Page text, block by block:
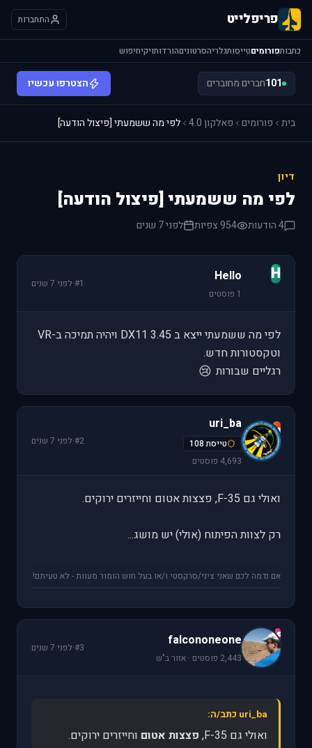
פריפלייט התחברות
כתבותפורומיםטייסותגלריהסרטוניםהורדותויקיחיפוש
101חברים מחוברים הצטרפו עכשיו
בית פורומים פאלקון 4.0 לפי מה ששמעתי [פיצול הודעה]
דיון
לפי מה ששמעתי [פיצול הודעה]
4 הודעות 954 צפיות לפני 7 שנים
H
Hello
1 פוסטים
#1
·לפני 7 שנים
לפי מה ששמעתי ייצא ב 3.45 DX11 ויהיה תמיכה ב-VR
וטקסטורות חדש.
רגליים שבורות 😢
u
uri_ba
טייסת 108
4,693 פוסטים
#2
·לפני 7 שנים
ואולי גם F-35, פצצות אטום וחייזרים ירוקים.
רק לצוות הפיתוח (אולי) יש מושג...
אם נדמה לכם שאני ציני/סרקסטי ו/או בעל חוש הומור מעוות - לא טעיתם!
f
falcononeone
2,443 פוסטים · אזור ב"ש
#3
·לפני 7 שנים
uri_ba כתב/ה:
ואולי גם F-35, פצצות אטום וחייזרים ירוקים.